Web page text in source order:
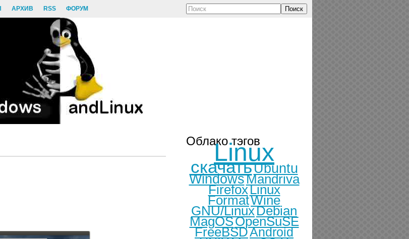
АРХИВ RSS ФОРУМ Поиск
Облако тэгов
Linux
скачатьUbuntu
WindowsMandriva
FirefoxLinux
FormatWine
GNU/LinuxDebian
MagOSOpenSuSE
FreeBSDAndroid